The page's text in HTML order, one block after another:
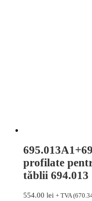
profilate
tăblii 694.013
554.00 lei + TVA (